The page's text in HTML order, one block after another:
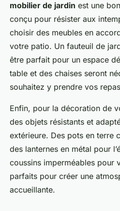
mobilier de jardin est une
conçu pour résister aux
choisir des meubles en
votre patio. Un fauteuil de
être parfait pour un espace
table et des chaises seront
souhaitez y prendre vos
Enfin, pour la décoration de
des objets résistants et
extérieure. Des pots en terre
des lanternes en métal pour
coussins imperméables pour
parfaits pour créer une
accueillante.